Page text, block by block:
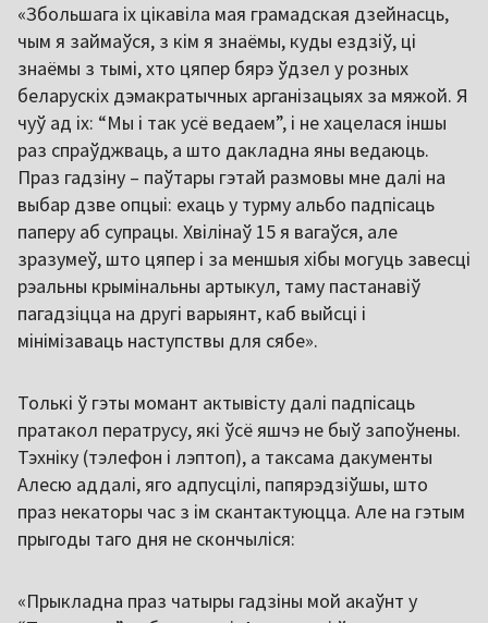
«Збольшага іх цікавіла мая грамадская дзейнасць,
чым я займаўся, з кім я знаёмы, куды ездзіў, ці
знаёмы з тымі, хто цяпер бярэ ўдзел у розных
беларускіх дэмакратычных арганізацыях за мяжой. Я
чуў ад іх: “Мы і так усё ведаем”, і не хацелася іншы
раз спраўджваць, а што дакладна яны ведаюць.
Праз гадзіну – паўтары гэтай размовы мне далі на
выбар дзве опцыі: ехаць у турму альбо падпісаць
паперу аб супрацы. Хвілінаў 15 я вагаўся, але
зразумеў, што цяпер і за меншыя хібы могуць завесці
рэальны крымінальны артыкул, таму пастанавіў
пагадзіцца на другі варыянт, каб выйсці і
мінімізаваць наступствы для сябе».
Толькі ў гэты момант актывісту далі падпісаць
пратакол ператрусу, які ўсё яшчэ не быў запоўнены.
Тэхніку (тэлефон і лэптоп), а таксама дакументы
Алесю аддалі, яго адпусцілі, папярэдзіўшы, што
праз некаторы час з ім скантактуюцца. Але на гэтым
прыгоды таго дня не скончыліся:
«Прыкладна праз чатыры гадзіны мой акаўнт у